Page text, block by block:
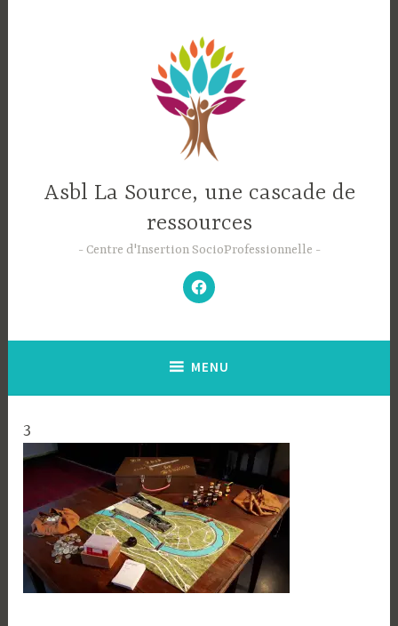
Asbl La Source, une cascade de
ressources
Centre d'Insertion SocioProfessionnelle
–
N’hésitez
pas
à
;-)
MENU
3